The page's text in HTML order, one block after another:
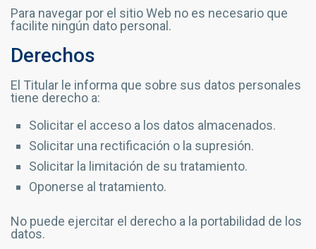
Para navegar por el sitio Web no es necesario que
facilite ningún dato personal.
Derechos
El Titular le informa que sobre sus datos personales
tiene derecho a:
Solicitar el acceso a los datos almacenados.
Solicitar una rectificación o la supresión.
Solicitar la limitación de su tratamiento.
Oponerse al tratamiento.
No puede ejercitar el derecho a la portabilidad de los
datos.